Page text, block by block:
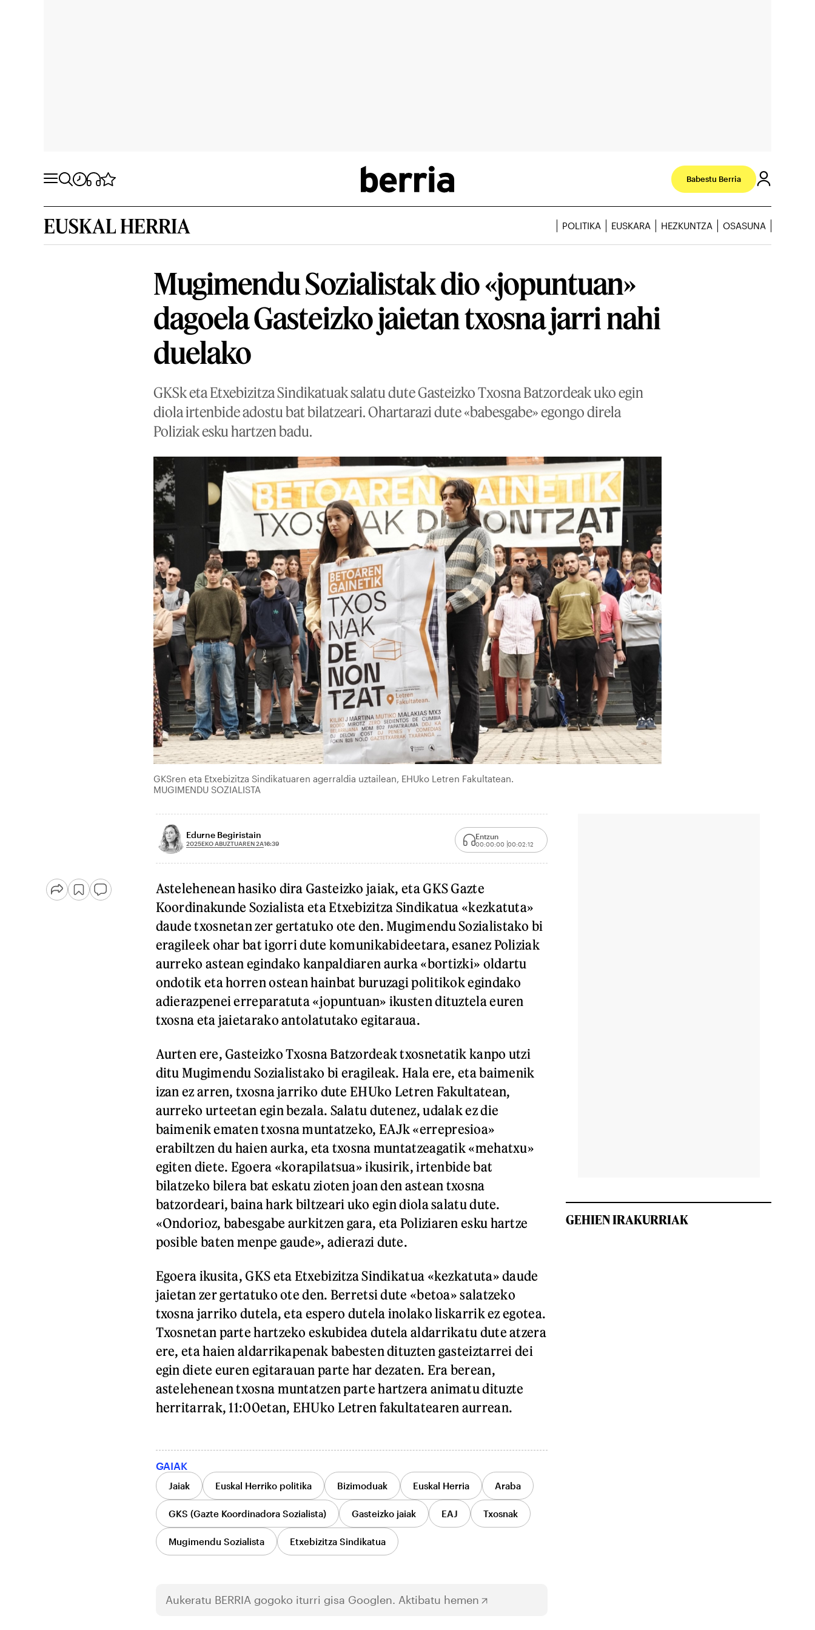
Babestu Berria
EUSKAL HERRIA POLITIKA EUSKARA HEZKUNTZA OSASUNA
Mugimendu Sozialistak dio «jopuntuan»
dagoela Gasteizko jaietan txosna jarri nahi
duelako
GKSk eta Etxebizitza Sindikatuak salatu dute Gasteizko Txosna Batzordeak uko egin
diola irtenbide adostu bat bilatzeari. Ohartarazi dute «babesgabe» egongo direla
Poliziak esku hartzen badu.
GKSren eta Etxebizitza Sindikatuaren agerraldia uztailean, EHUko Letren Fakultatean.
MUGIMENDU SOZIALISTA
Edurne Begiristain
2025EKO ABUZTUAREN 2A16:39
Entzun
00:00:00 00:02:12
Astelehenean hasiko dira Gasteizko jaiak, eta GKS Gazte
Koordinakunde Sozialista eta Etxebizitza Sindikatua «kezkatuta»
daude txosnetan zer gertatuko ote den. Mugimendu Sozialistako bi
eragileek ohar bat igorri dute komunikabideetara, esanez Poliziak
aurreko astean egindako kanpaldiaren aurka «bortizki» oldartu
ondotik eta horren ostean hainbat buruzagi politikok egindako
adierazpenei erreparatuta «jopuntuan» ikusten dituztela euren
txosna eta jaietarako antolatutako egitaraua.
Aurten ere, Gasteizko Txosna Batzordeak txosnetatik kanpo utzi
ditu Mugimendu Sozialistako bi eragileak. Hala ere, eta baimenik
izan ez arren, txosna jarriko dute EHUko Letren Fakultatean,
aurreko urteetan egin bezala. Salatu dutenez, udalak ez die
baimenik ematen txosna muntatzeko, EAJk «errepresioa»
erabiltzen du haien aurka, eta txosna muntatzeagatik «mehatxu»
egiten diete. Egoera «korapilatsua» ikusirik, irtenbide bat
bilatzeko bilera bat eskatu zioten joan den astean txosna
batzordeari, baina hark biltzeari uko egin diola salatu dute.
«Ondorioz, babesgabe aurkitzen gara, eta Poliziaren esku hartze
posible baten menpe gaude», adierazi dute.
Egoera ikusita, GKS eta Etxebizitza Sindikatua «kezkatuta» daude
jaietan zer gertatuko ote den. Berretsi dute «betoa» salatzeko
txosna jarriko dutela, eta espero dutela inolako liskarrik ez egotea.
Txosnetan parte hartzeko eskubidea dutela aldarrikatu dute atzera
ere, eta haien aldarrikapenak babesten dituzten gasteiztarrei dei
egin diete euren egitarauan parte har dezaten. Era berean,
astelehenean txosna muntatzen parte hartzera animatu dituzte
herritarrak, 11:00etan, EHUko Letren fakultatearen aurrean.
GAIAK
Jaiak Euskal Herriko politika Bizimoduak Euskal Herria Araba
GKS (Gazte Koordinadora Sozialista) Gasteizko jaiak EAJ Txosnak
Mugimendu Sozialista Etxebizitza Sindikatua
Aukeratu BERRIA gogoko iturri gisa Googlen. Aktibatu hemen
GEHIEN IRAKURRIAK